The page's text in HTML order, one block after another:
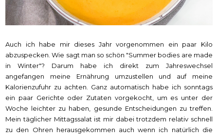
Auch ich habe mir dieses Jahr vorgenommen ein paar Kilo
abzuspecken. Wie sagt man so schön "Summer bodies are made
in Winter"? Darum habe ich direkt zum Jahreswechsel
angefangen meine Ernährung umzustellen und auf meine
Kalorienzufuhr zu achten. Ganz automatisch habe ich sonntags
ein paar Gerichte oder Zutaten vorgekocht, um es unter der
Woche leichter zu haben, gesunde Entscheidungen zu treffen.
Mein täglicher Mittagssalat ist mir dabei trotzdem relativ schnell
zu den Ohren herausgekommen auch wenn ich natürlich die